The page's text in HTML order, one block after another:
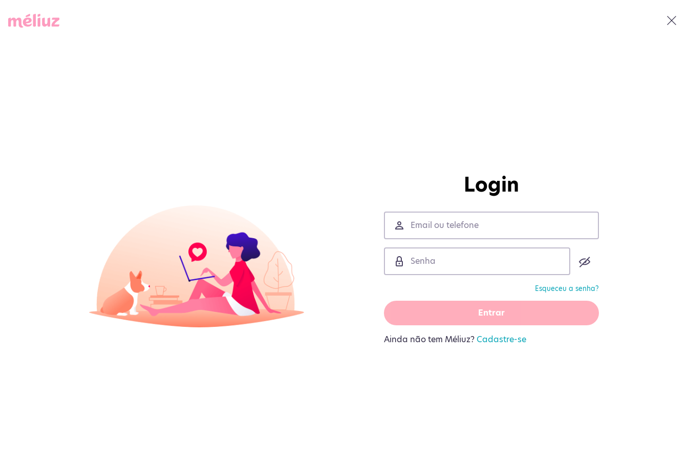
Login
Esqueceu a senha?
Entrar
Ainda não tem Méliuz? Cadastre-se